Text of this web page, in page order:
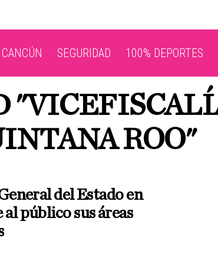
CANCÚN SEGURIDAD 100% DEPORTES
ROO"
del Estado en
al público sus áreas